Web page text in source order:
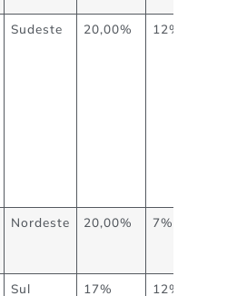
Sudeste 20,00% 12%
Nordeste 20,00% 7%
Sul 17% 12%